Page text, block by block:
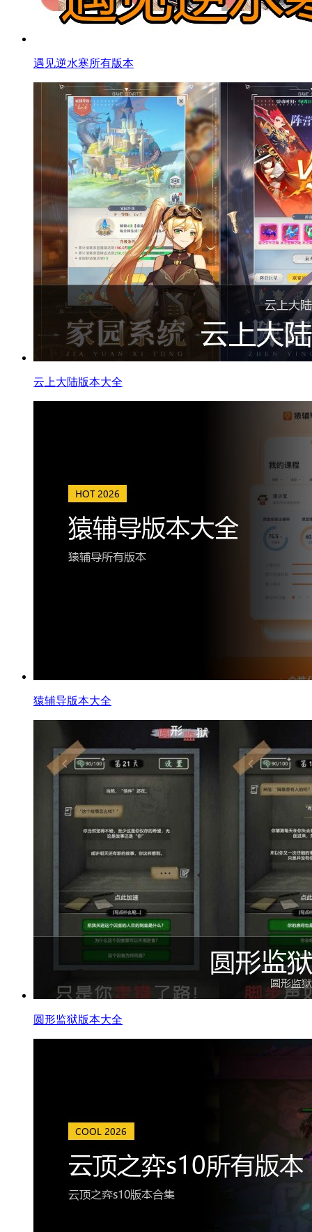
遇见逆水寒所有版本
云上大陆版本大全
猿辅导版本大全
圆形监狱版本大全